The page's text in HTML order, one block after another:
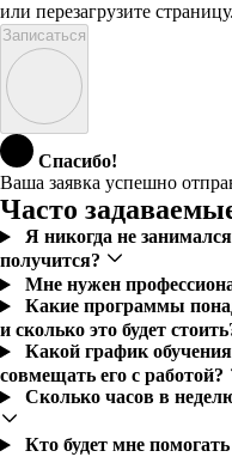
или перезагрузите страницу.
Записаться
Спасибо!
Ваша заявка успешно
Часто
Я никогда не
получится?
Мне нужен
Какие программы
и сколько это будет
Какой график
совмещать его с работой?
Сколько часов в
Кто будет мне